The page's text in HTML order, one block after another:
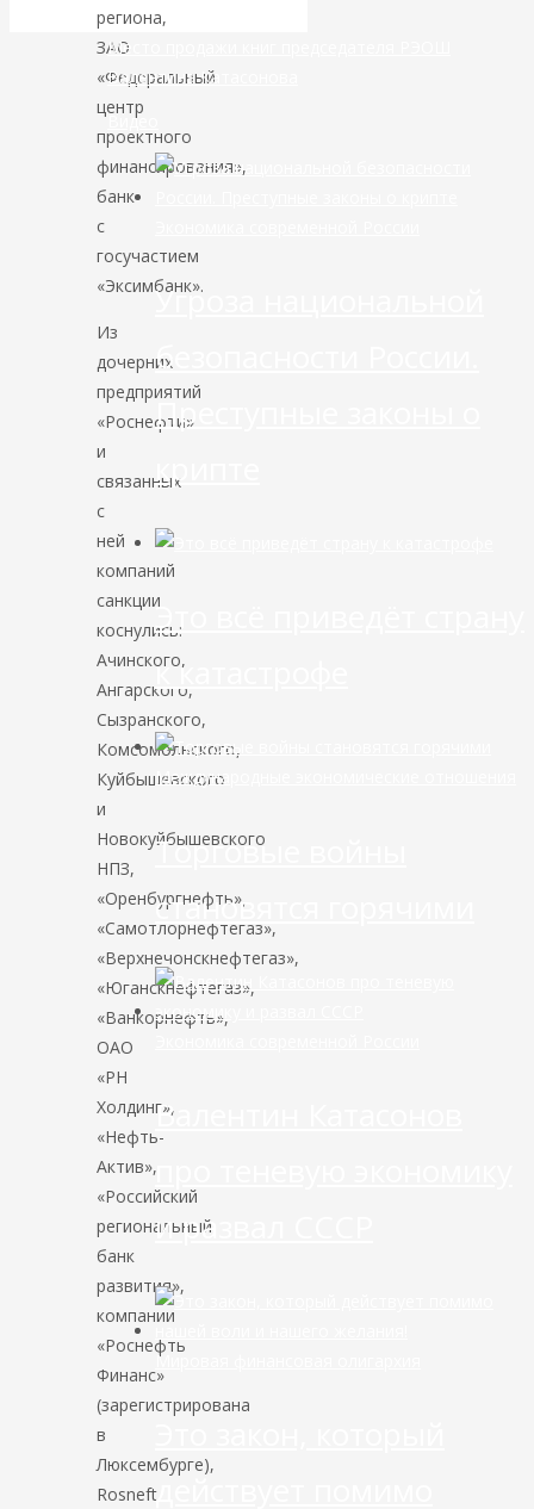
региона,
ЗАО
«Федеральный
центр
проектного
финансирования»,
банк
с
госучастием
«Эксимбанк».
Из
дочерних
предприятий
«Роснефти»
и
связанных
с
ней
компаний
санкции
коснулись:
Ачинского,
Ангарского,
Сызранского,
Комсомольского,
Куйбышевского
и
Новокуйбышевского
НПЗ,
«Оренбургнефть»,
«Самотлорнефтегаз»,
«Верхнечонскнефтегаз»,
«Юганскнефтегаз»,
«Ванкорнефть»,
ОАО
«РН
Холдинг»,
«Нефть-
Актив»,
«Российский
региональный
банк
развития»,
компании
«Роснефть
Финанс»
(зарегистрирована
в
Люксембурге),
Rosneft
Место продажи книг председателя РЭОШ
Валентина Катасонова
Видео
Угроза национальной
безопасности России.
Преступные законы о
крипте
Это всё приведёт страну
к катастрофе
Международные экономические отношения
Торговые войны
становятся горячими
Валентин Катасонов
про теневую экономику
и развал СССР
Мировая финансовая олигархия
действует помимо